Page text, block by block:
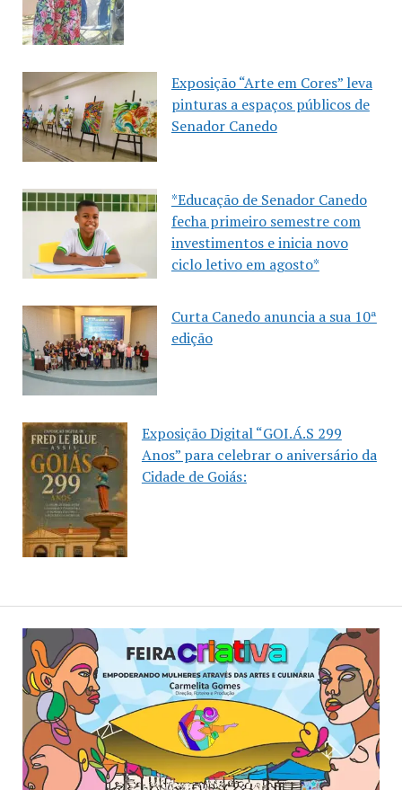
Exposição “Arte em Cores” leva
pinturas a espaços públicos de
Senador Canedo
*Educação de Senador Canedo
fecha primeiro semestre com
investimentos e inicia novo
ciclo letivo em agosto*
Curta Canedo anuncia a sua 10ª
edição
Exposição Digital “GOI.Á.S 299
Anos” para celebrar o aniversário da
Cidade de Goiás: